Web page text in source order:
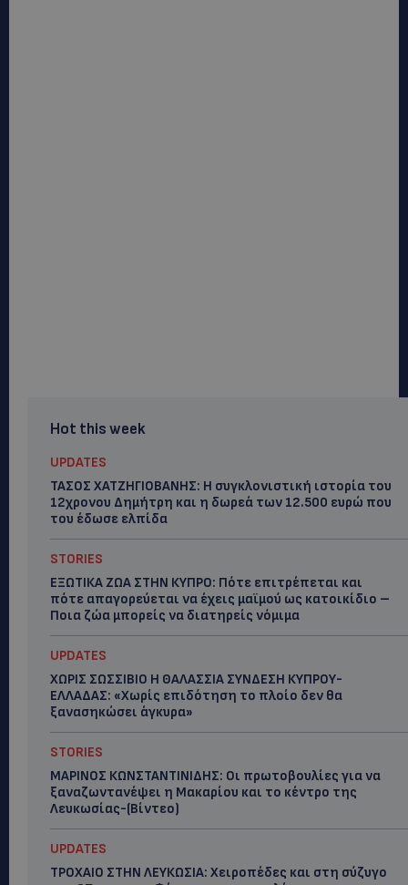
Hot this week
UPDATES
ΤΑΣΟΣ ΧΑΤΖΗΓΙΟΒΑΝΗΣ: Η συγκλονιστική ιστορία του
12χρονου Δημήτρη και η δωρεά των 12.500 ευρώ που
του έδωσε ελπίδα
STORIES
ΕΞΩΤΙΚΑ ΖΩΑ ΣΤΗΝ ΚΥΠΡΟ: Πότε επιτρέπεται και
πότε απαγορεύεται να έχεις μαϊμού ως κατοικίδιο –
Ποια ζώα μπορείς να διατηρείς νόμιμα
UPDATES
ΧΩΡΙΣ ΣΩΣΣΙΒΙΟ Η ΘΑΛΑΣΣΙΑ ΣΥΝΔΕΣΗ ΚΥΠΡΟΥ-
ΕΛΛΑΔΑΣ: «Χωρίς επιδότηση το πλοίο δεν θα
ξανασηκώσει άγκυρα»
STORIES
ΜΑΡΙΝΟΣ ΚΩΝΣΤΑΝΤΙΝΙΔΗΣ: Οι πρωτοβουλίες για να
ξαναζωντανέψει η Μακαρίου και το κέντρο της
Λευκωσίας-(Βίντεο)
UPDATES
ΤΡΟΧΑΙΟ ΣΤΗΝ ΛΕΥΚΩΣΙΑ: Χειροπέδες και στη σύζυγο